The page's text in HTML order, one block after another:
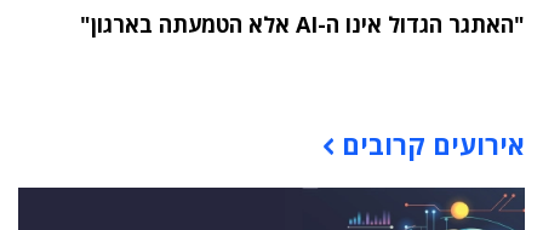
"האתגר הגדול אינו ה-AI אלא הטמעתה בארגון"
אירועים קרובים